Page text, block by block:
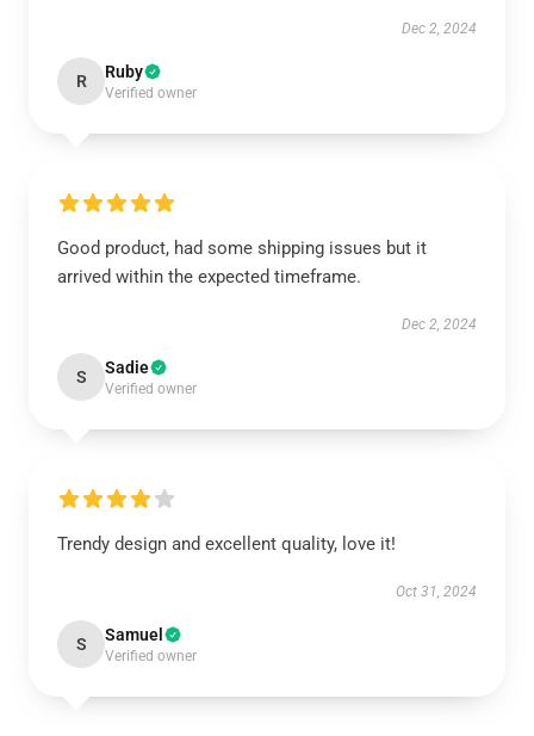
Dec 2, 2024
R Ruby
Verified owner
Good product, had some shipping issues but it
arrived within the expected timeframe.
Dec 2, 2024
S Sadie
Verified owner
Trendy design and excellent quality, love it!
Oct 31, 2024
S Samuel
Verified owner